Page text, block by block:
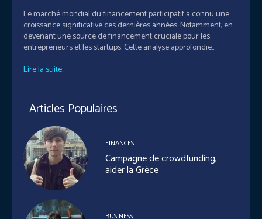
Le marché mondial du financement participatif a connu une
croissance significative ces dernières années. Notamment, en
devenant une source de financement cruciale pour les
entrepreneurs et les startups. Cette analyse approfondie...
Lire la suite...
Articles Populaires
FINANCES
Campagne de crowdfunding,
aider la Grèce
BUSINESS